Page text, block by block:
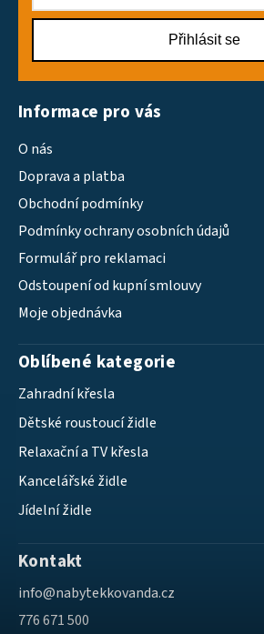
Přihlásit se
Informace pro vás
O nás
Doprava a platba
Obchodní podmínky
Podmínky ochrany osobních údajů
Formulář pro reklamaci
Odstoupení od kupní smlouvy
Moje objednávka
Oblíbené kategorie
Zahradní křesla
Dětské roustoucí židle
Relaxační a TV křesla
Kancelářské židle
Jídelní židle
Kontakt
info@nabytekkovanda.cz
776 671 500